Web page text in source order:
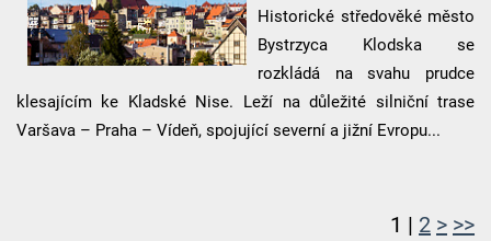
Historické středověké město
Bystrzyca Klodska se
rozkládá na svahu prudce
klesajícím ke Kladské Nise. Leží na důležité silniční trase
Varšava – Praha – Vídeň, spojující severní a jižní Evropu...
1 | 2 > >>